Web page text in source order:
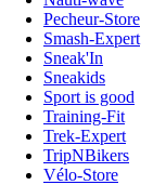
Pecheur-Store
Smash-Expert
Sneak'In
Sneakids
Sport is good
Training-Fit
Trek-Expert
TripNBikers
Vélo-Store